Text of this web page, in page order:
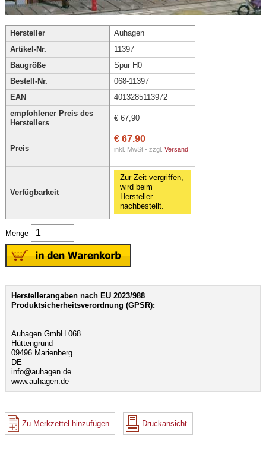
Hersteller
Auhagen
Artikel-Nr.
11397
Baugröße
Spur H0
Bestell-Nr.
068-11397
EAN
4013285113972
empfohlener Preis des
Herstellers
€ 67,90
Preis
€ 67.90
inkl. MwSt - zzgl. Versand
Verfügbarkeit
Zur Zeit vergriffen,
wird beim
Hersteller
nachbestellt.
Menge
Herstellerangaben nach EU 2023/988
Produktsicherheitsverordnung (GPSR):
Auhagen GmbH 068
Hüttengrund
09496 Marienberg
DE
info@auhagen.de
www.auhagen.de
Zu Merkzettel hinzufügen Druckansicht